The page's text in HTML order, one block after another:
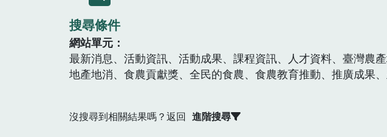
搜尋條件
網站單元
最新消息、活動資訊、活動成果、課程資訊、人才資料、臺灣農
地產地消、食農貢獻獎、全民的食農、食農教育推動、推廣成果
沒搜尋到相關結果嗎？返回 進階搜尋